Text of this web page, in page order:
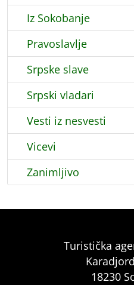
Iz Sokobanje
Pravoslavlje
Srpske slave
Srpski vladari
Vesti iz nesvesti
Vicevi
Zanimljivo
Turistička
18230